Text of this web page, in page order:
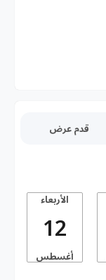
قدم عرض
الأربعاء
12
أغسطس